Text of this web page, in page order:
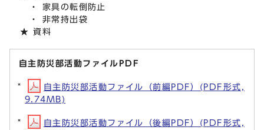
・ 家具の転倒防止
・ 非常持出袋
★ 資料
自主防災部活動ファイルPDF
自主防災部活動ファイル（前編PDF）(PDF形式,
9.74MB)
自主防災部活動ファイル（後編PDF）(PDF形式,